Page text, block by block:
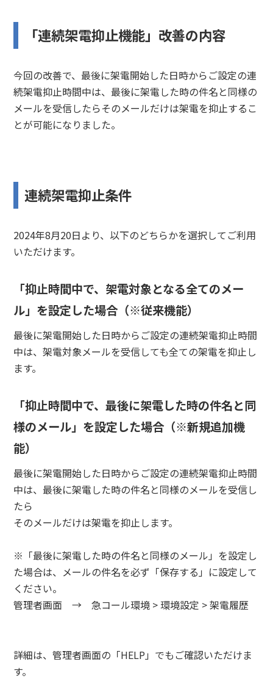
「連続架電抑止機能」改善の内容
今回の改善で、最後に架電開始した日時からご設定の連
続架電抑止時間中は、最後に架電した時の件名と同様の
メールを受信したらそのメールだけは架電を抑止するこ
とが可能になりました。
連続架電抑止条件
2024年8月20日より、以下のどちらかを選択してご利用
いただけます。
「抑止時間中で、架電対象となる全てのメー
ル」を設定した場合（※従来機能）
最後に架電開始した日時からご設定の連続架電抑止時間
中は、架電対象メールを受信しても全ての架電を抑止し
ます。
「抑止時間中で、最後に架電した時の件名と同
様のメール」を設定した場合（※新規追加機
能）
最後に架電開始した日時からご設定の連続架電抑止時間
中は、最後に架電した時の件名と同様のメールを受信し
たら
そのメールだけは架電を抑止します。
※「最後に架電した時の件名と同様のメール」を設定し
た場合は、メールの件名を必ず「保存する」に設定して
ください。
管理者画面 → 急コール環境 > 環境設定 > 架電履歴
詳細は、管理者画面の「HELP」でもご確認いただけま
す。